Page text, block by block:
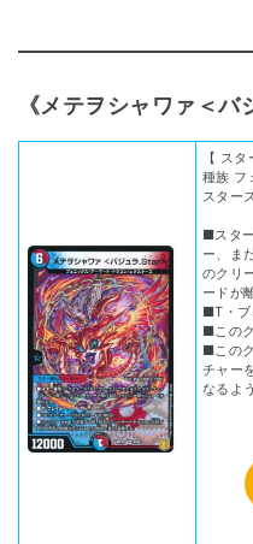
《メテヲシャワァ＜
【 ス
種族 フ
スター
■スタ
ー、ま
のクリ
ードが
■T・ブ
■この
■この
チャー
なるよ